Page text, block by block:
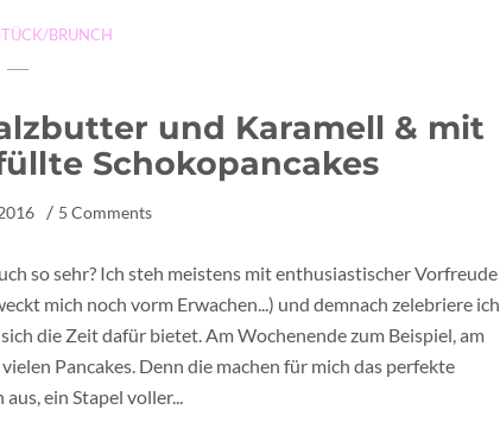
BRUNCH
und Karamell & mit
Schokopancakes
5 Comments
so sehr? Ich steh meistens mit enthusiastischer Vorfreude
mich noch vorm Erwachen...) und demnach zelebriere ich
die Zeit dafür bietet. Am Wochenende zum Beispiel, am
Pancakes. Denn die machen für mich das perfekte
ein Stapel voller...